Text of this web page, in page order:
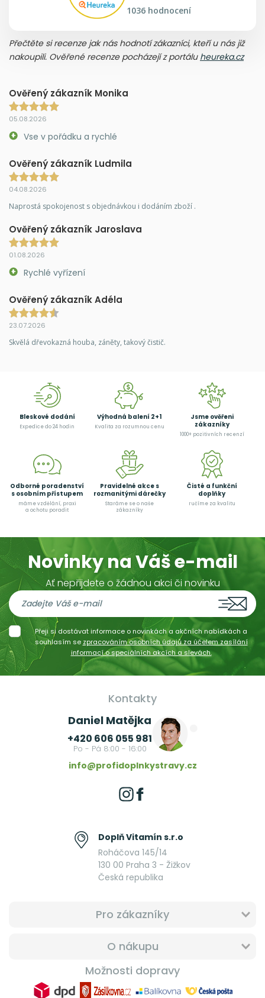
1036 hodnocení
Přečtěte si recenze jak nás hodnotí zákazníci, kteří u nás již
nakoupili. Ověřené recenze pocházejí z portálu heureka.cz
Ověřený zákazník Monika
05.08.2026
Vse v pořádku a rychlé
Ověřený zákazník Ludmila
04.08.2026
Naprostá spokojenost s objednávkou i dodáním zboží .
Ověřený zákazník Jaroslava
01.08.2026
Rychlé vyřízení
Ověřený zákazník Adéla
23.07.2026
Skvělá dřevokazná houba, záněty, takový čistič.
Bleskové dodání
Expedice do 24 hodin
Výhodná balení 2+1
Kvalita za rozumnou cenu
Jsme ověřeni
zákazníky
1000+ pozitivních recenzí
Odborné poradenství
s osobním přístupem
máme vzdělání, praxi
a ochotu poradit
Pravidelné akce s
rozmanitými dárečky
Staráme se o naše
zákazníky
Čisté a funkční
doplňky
ručíme za kvalitu
Novinky na Váš e-mail
Ať nepřijdete o žádnou akci či novinku
Přeji si dostávat informace o novinkách a akčních nabídkách a
souhlasím se zpracováním osobních údajů za účelem zasílání
informací o speciálních akcích a slevách.
Kontakty
Daniel Matějka
+420 606 055 981
Po - Pá 8:00 - 16:00
info@profidoplnkystravy.cz
Doplň Vitamín s.r.o
Roháčova 145/14
130 00 Praha 3 - Žižkov
Česká republika
Pro zákazníky
O nákupu
Možnosti dopravy